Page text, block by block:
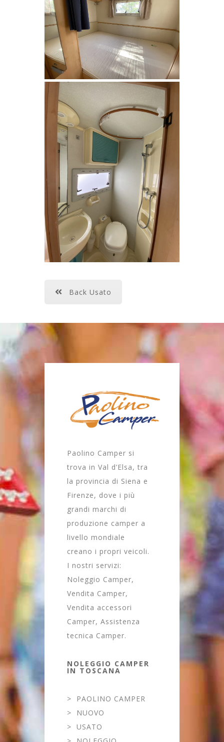
Back Usato
Paolino Camper si
trova in Val d’Elsa, tra
la provincia di Siena e
Firenze, dove i più
grandi marchi di
produzione camper a
livello mondiale
creano i propri veicoli.
I nostri servizi:
Noleggio Camper,
Vendita Camper,
Vendita accessori
Camper, Assistenza
tecnica Camper.
NOLEGGIO CAMPER
IN TOSCANA
>
PAOLINO CAMPER
>
NUOVO
> USATO